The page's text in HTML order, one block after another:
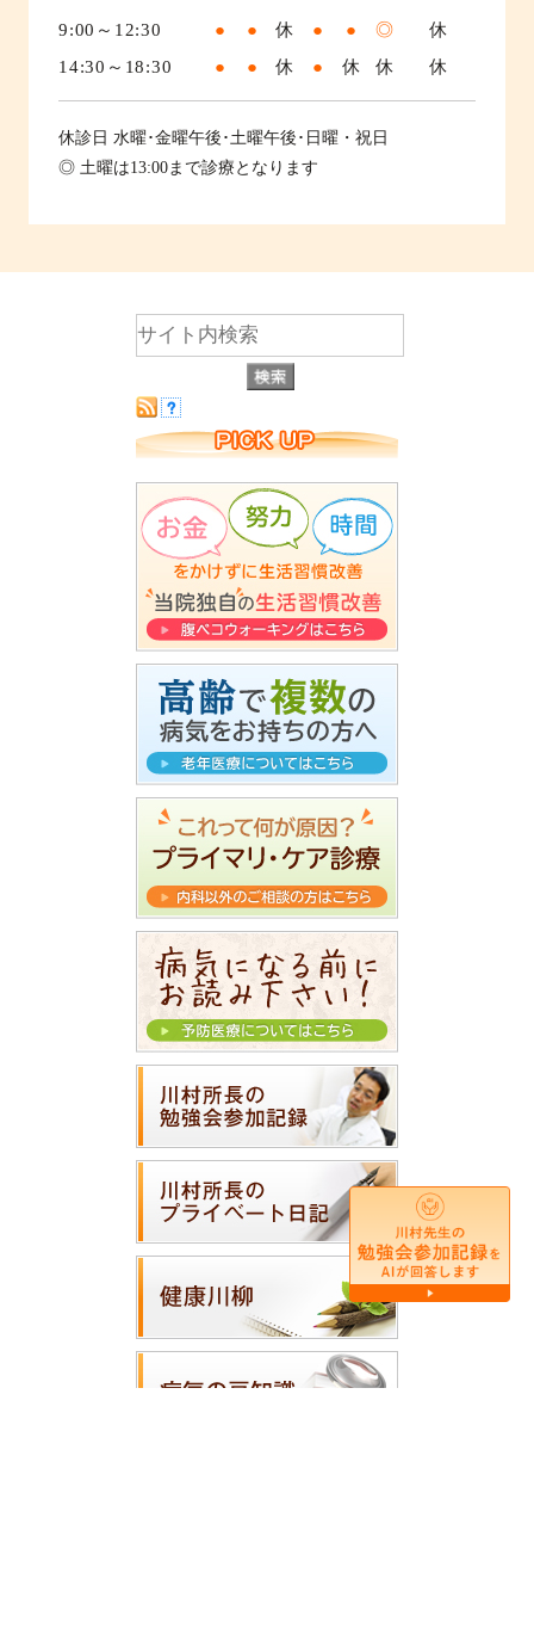
9:00～12:30 ● ● 休 ● ● ◎
休
14:30～18:30
● ● 休 ● 休 休 休
休診日 水曜･金曜午後･土曜午後･日曜・祝日
◎ 土曜は13:00まで診療となります